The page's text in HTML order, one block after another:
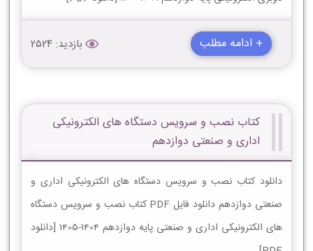
+ ادامه مطلب بازدید: 2524
کتاب نصب و سرویس دستگاه های الکترونیکی
اداری و صنعتی دوازدهم
دانلود کتاب نصب و سرویس دستگاه های الکترونیکی اداری و
صنعتی دوازدهم دانلود فایل PDF کتاب نصب و سرویس دستگاه
های الکترونیکی اداری و صنعتی پایه دوازدهم 1404-1405 [دانلود